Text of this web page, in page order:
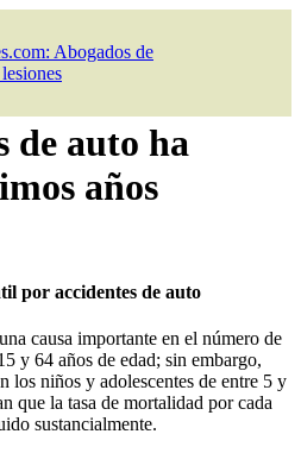
ha bajado los últimos años
de auto ha
años
por accidentes de auto
causa importante en el número de
y 64 años de edad; sin embargo,
los niños y adolescentes de entre 5 y
que la tasa de mortalidad por cada
sustancialmente.